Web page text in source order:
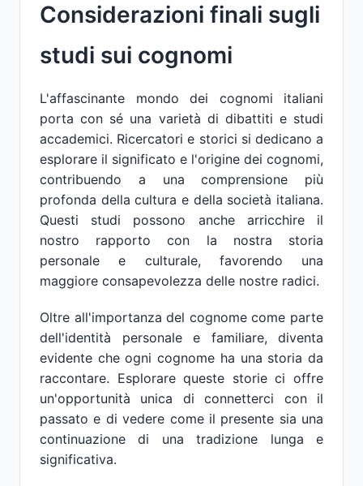
Considerazioni finali sugli
studi sui cognomi
L'affascinante mondo dei cognomi italiani
porta con sé una varietà di dibattiti e studi
accademici. Ricercatori e storici si dedicano a
esplorare il significato e l'origine dei cognomi,
contribuendo a una comprensione più
profonda della cultura e della società italiana.
Questi studi possono anche arricchire il
nostro rapporto con la nostra storia
personale e culturale, favorendo una
maggiore consapevolezza delle nostre radici.
Oltre all'importanza del cognome come parte
dell'identità personale e familiare, diventa
evidente che ogni cognome ha una storia da
raccontare. Esplorare queste storie ci offre
un'opportunità unica di connetterci con il
passato e di vedere come il presente sia una
continuazione di una tradizione lunga e
significativa.